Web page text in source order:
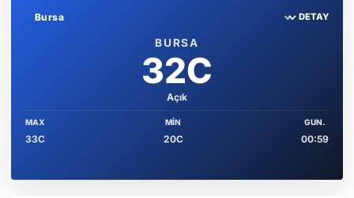
Sehir sec
DETAY
BURSA
32C
Açık
MAX
33C
MIN
20C
GUN.
00:59